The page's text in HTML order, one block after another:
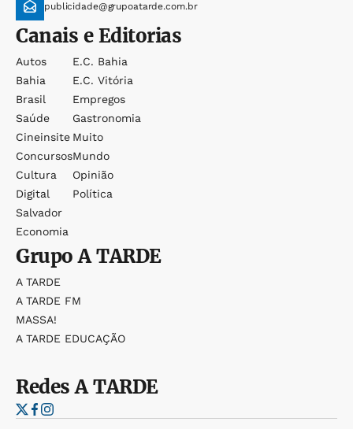
publicidade@grupoatarde.com.br
Canais e Editorias
Autos
Bahia
Brasil
Saúde
Cineinsite
Concursos
Cultura
Digital
Salvador
Economia
E.c. Bahia
E.c. Vitória
Empregos
Gastronomia
Muito
Mundo
Opinião
Política
GrupoA TARDE
A TARDE
A TARDE FM
MASSA!
A TARDE EDUCAÇÃO
RedesA TARDE